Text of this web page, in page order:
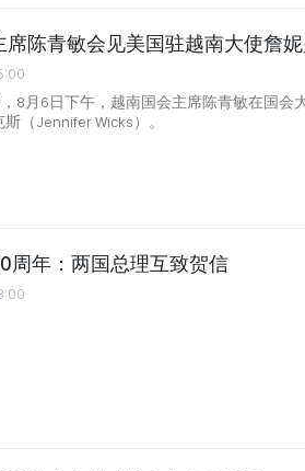
席陈青敏会见美国驻越南大使詹妮
8月6日下午，越南国会主席陈青敏在国会
（Jennifer Wicks）。
周年：两国总理互致贺信